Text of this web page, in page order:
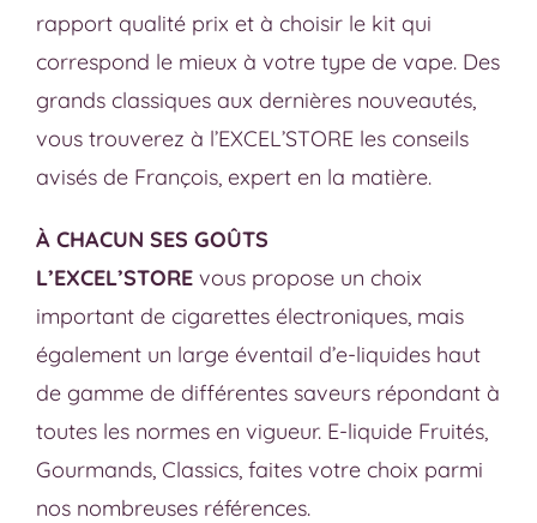
rapport qualité prix et à choisir le kit qui
correspond le mieux à votre type de vape. Des
grands classiques aux dernières nouveautés,
vous trouverez à l’EXCEL’STORE les conseils
avisés de François, expert en la matière.
À CHACUN SES GOÛTS
L’EXCEL’STORE vous propose un choix
important de cigarettes électroniques, mais
également un large éventail d’e-liquides haut
de gamme de différentes saveurs répondant à
toutes les normes en vigueur. E-liquide Fruités,
Gourmands, Classics, faites votre choix parmi
nos nombreuses références.